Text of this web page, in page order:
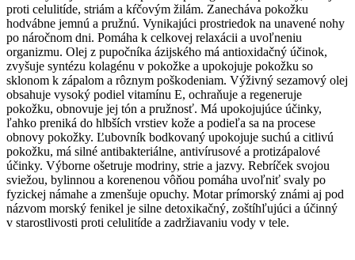
proti celulitíde, striám a kŕčovým žilám. Zanecháva pokožku
hodvábne jemnú a pružnú. Vynikajúci prostriedok na unavené nohy
po náročnom dni. Pomáha k celkovej relaxácii a uvoľneniu
organizmu. Olej z pupočníka ázijského má antioxidačný účinok,
zvyšuje syntézu kolagénu v pokožke a upokojuje pokožku so
sklonom k zápalom a rôznym poškodeniam. Výživný sezamový olej
obsahuje vysoký podiel vitamínu E, ochraňuje a regeneruje
pokožku, obnovuje jej tón a pružnosť. Má upokojujúce účinky,
ľahko preniká do hlbších vrstiev kože a podieľa sa na procese
obnovy pokožky. Ľubovník bodkovaný upokojuje suchú a citlivú
pokožku, má silné antibakteriálne, antivírusové a protizápalové
účinky. Výborne ošetruje modriny, strie a jazvy. Rebríček svojou
sviežou, bylinnou a korenenou vôňou pomáha uvoľniť svaly po
fyzickej námahe a zmenšuje opuchy. Motar prímorský známi aj pod
názvom morský fenikel je silne detoxikačný, zoštíhľujúci a účinný
v starostlivosti proti celulitíde a zadržiavaniu vody v tele.